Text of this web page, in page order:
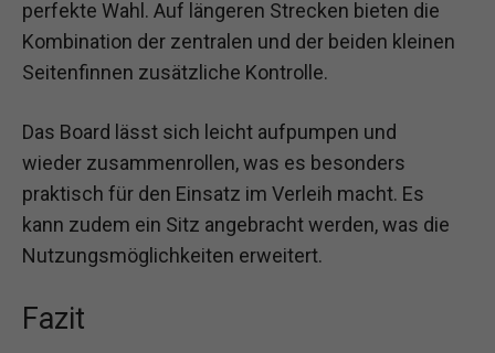
perfekte Wahl. Auf längeren Strecken bieten die
Kombination der zentralen und der beiden kleinen
Seitenfinnen zusätzliche Kontrolle.
Das Board lässt sich leicht aufpumpen und
wieder zusammenrollen, was es besonders
praktisch für den Einsatz im Verleih macht. Es
kann zudem ein Sitz angebracht werden, was die
Nutzungsmöglichkeiten erweitert.
Fazit